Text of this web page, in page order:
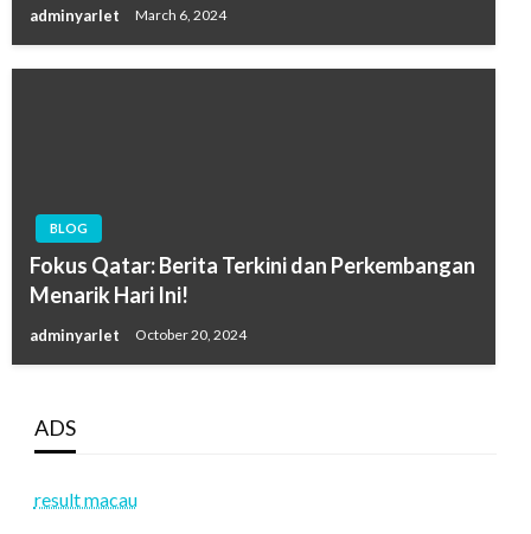
adminyarlet March 6, 2024
BLOG
Fokus Qatar: Berita Terkini dan Perkembangan
Menarik Hari Ini!
adminyarlet October 20, 2024
ADS
result macau